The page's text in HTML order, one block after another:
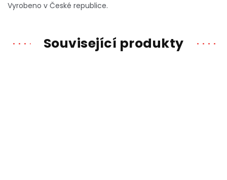
Vyrobeno v České republice.
Související produkty